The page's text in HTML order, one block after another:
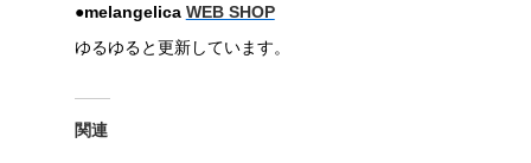
●melangelica WEB SHOP
ゆるゆると更新しています。
関連